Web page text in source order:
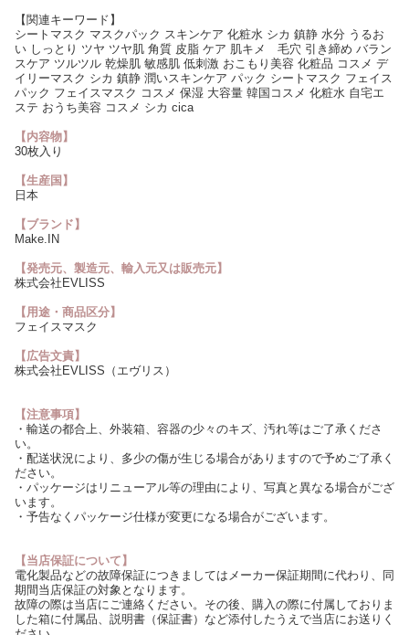
【関連キーワード】
シートマスク マスクパック スキンケア 化粧水 シカ 鎮静 水分 うるお
い しっとり ツヤ ツヤ肌 角質 皮脂 ケア 肌キメ 毛穴 引き締め バラン
スケア ツルツル 乾燥肌 敏感肌 低刺激 おこもり美容 化粧品 コスメ デ
イリーマスク シカ 鎮静 潤いスキンケア パック シートマスク フェイス
パック フェイスマスク コスメ 保湿 大容量 韓国コスメ 化粧水 自宅エ
ステ おうち美容 コスメ シカ cica
【内容物】
30枚入り
【生産国】
日本
【ブランド】
Make.IN
【発売元、製造元、輸入元又は販売元】
株式会社EVLISS
【用途・商品区分】
フェイスマスク
【広告文責】
株式会社EVLISS（エヴリス）
【注意事項】
・輸送の都合上、外装箱、容器の少々のキズ、汚れ等はご了承くださ
い。
・配送状況により、多少の傷が生じる場合がありますので予めご了承く
ださい。
・パッケージはリニューアル等の理由により、写真と異なる場合がござ
います。
・予告なくパッケージ仕様が変更になる場合がございます。
【当店保証について】
電化製品などの故障保証につきましてはメーカー保証期間に代わり、同
期間当店保証の対象となります。
故障の際は当店にご連絡ください。その後、購入の際に付属しておりま
した箱に付属品、説明書（保証書）など添付したうえで当店にお送りく